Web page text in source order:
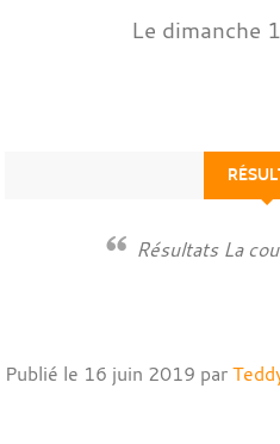
Le dimanche
Résultats La
Publié le 16 juin 2019 par